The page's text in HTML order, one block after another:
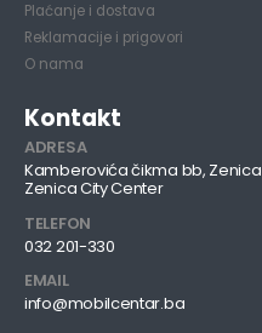
Plaćanje i dostava
Reklamacije i prigovori
O nama
Kontakt
ADRESA
Kamberovića čikma bb, Zenica
Zenica City Center
TELEFON
032 201-330
EMAIL
info@mobilcentar.ba